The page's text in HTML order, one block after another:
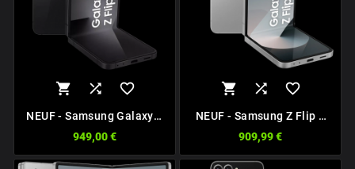
  
NEUF - Samsung Galaxy Z
949,00 €
  
NEUF - Samsung Z Flip 6
909,99 €